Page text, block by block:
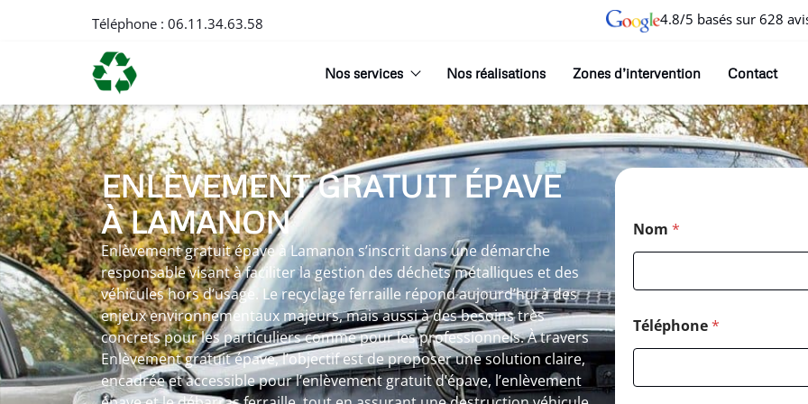
Téléphone : 06.11.34.63.58 4.8/5 basés sur 628
Nos services Nos réalisations Zones d’intervention Contact
ENLÈVEMENT GRATUIT ÉPAVE
À LAMANON
Enlèvement gratuit épave à Lamanon s’inscrit dans une démarche
responsable visant à faciliter la gestion des déchets métalliques et des
véhicules hors d’usage. Le recyclage ferraille répond aujourd’hui à des
enjeux environnementaux majeurs, mais aussi à des besoins très
concrets pour les particuliers comme pour les professionnels. À travers
Enlèvement gratuit épave, l’objectif est de proposer une solution claire,
encadrée et accessible pour l’enlèvement gratuit d’épave, l’enlèvement
Nom *
Téléphone*